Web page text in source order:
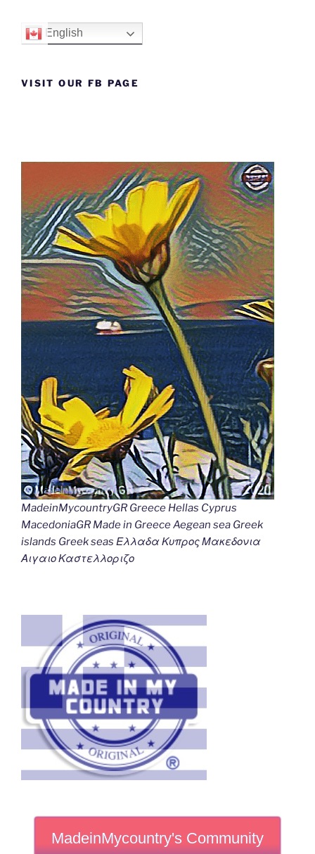
English
VISIT OUR FB PAGE
MadeinMycountryGR Greece Hellas Cyprus
MacedoniaGR Made in Greece Aegean sea Greek
islands Greek seas Ελλαδα Κυπρος Μακεδονια
Αιγαιο Καστελλοριζο
MadeinMycountry's Community